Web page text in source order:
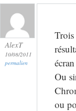
AlexT
10/08/2011
permalien
Trois
Ou
ou